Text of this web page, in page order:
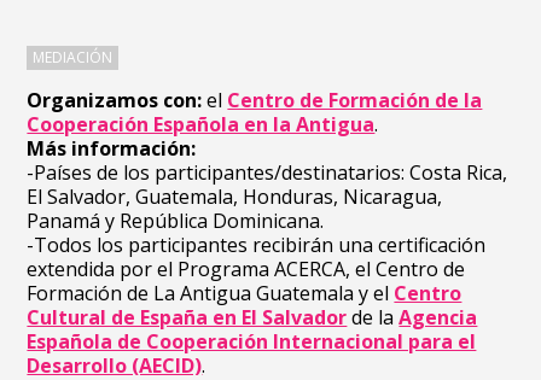
Organizamos con:el Centro de Formación de la
Cooperación Española en la Antigua.
Más información:
-Países de los participantes/destinatarios: Costa Rica,
El Salvador, Guatemala, Honduras, Nicaragua,
Panamá y República Dominicana.
-Todos los participantes recibirán una certificación
extendida por el Programa ACERCA, el Centro de
Formación de La Antigua Guatemala y el Centro
Cultural de España en El Salvadorde laAgencia
Española de Cooperación Internacional para el
Desarrollo (AECID).
MEDIACIÓN